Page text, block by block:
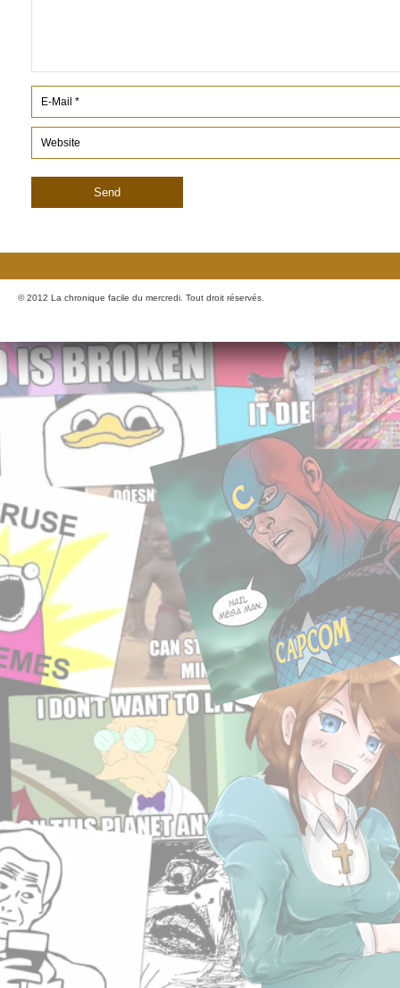
© 2012 La chronique facile du mercredi. Tout droit réservés.